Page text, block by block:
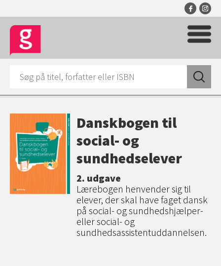
Danskbogen til
social- og
sundhedselever
2. udgave
Lærebogen henvender sig til
elever, der skal have faget dansk
på social- og sundhedshjælper-
eller social- og
sundhedsassistentuddannelsen.